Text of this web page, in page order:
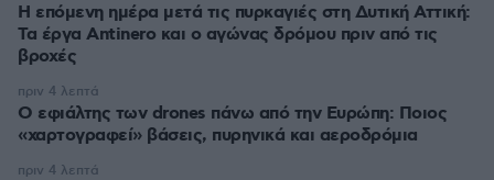
Η επόμενη ημέρα μετά τις πυρκαγιές στη Δυτική Αττική:
Τα έργα Antinero και ο αγώνας δρόμου πριν από τις
βροχές
Ο εφιάλτης των drones πάνω από την Ευρώπη: Ποιος
«χαρτογραφεί» βάσεις, πυρηνικά και αεροδρόμια
πριν 4 λεπτά
πριν 4 λεπτά